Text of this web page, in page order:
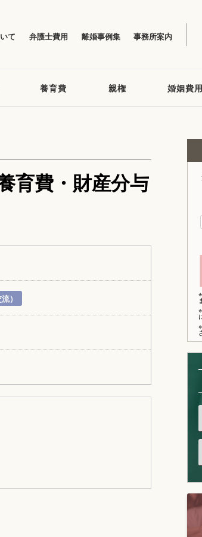
て 弁護士費用 離婚事例集 事務所案内
養育費 親権 婚姻費用
育費・財産分与
）